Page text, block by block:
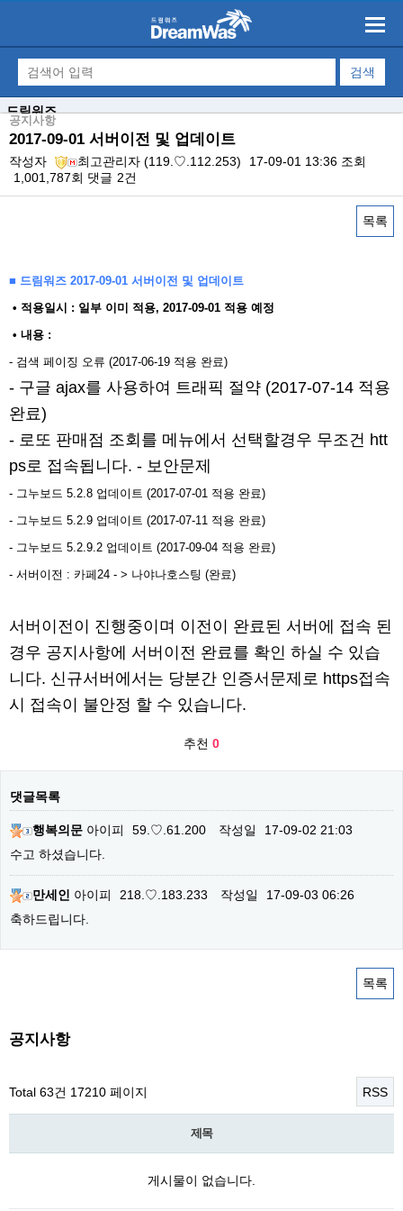
드림워즈
공지사항
2017-09-01 서버이전 및 업데이트
작성자 최고관리자 (119.♡.112.253) 17-09-01 13:36 조회
1,001,787회 댓글 2건
목록
■ 드림워즈 2017-09-01 서버이전 및 업데이트
​ • 적용일시 : 일부 이미 적용, 2017-09-01 적용 예정
• 내용 : ​
- 검색 페이징 오류 (2017-06-19 적용 완료)
- 구글 ajax를 사용하여 트래픽 절약 (2017-07-14 적용
완료)
- 로또 판매점 조회를 메뉴에서 선택할경우 무조건 htt
ps로 접속됩니다. - 보안문제
- 그누보드 5.2.8 업데이트 (2017-07-01 적용 완료)
- 그누보드 5.2.9 업데이트 (2017-07-11 적용 완료)
- 그누보드 5.2.9.2 업데이트 (2017-09-04 적용 완료)​
- 서버이전 : 카페24 - > 나야나호스팅 (완료)
서버이전이 진행중이며 이전이 완료된 서버에 접속 된
경우 공지사항에 서버이전 완료를 확인 하실 수 있습
니다. 신규서버에서는 당분간 인증서문제로 https접속
시 접속이 불안정 할 수 있습니다.
추천 0
댓글목록
행복의문 아이피 59.♡.61.200 작성일
17-09-02 21:03
수고 하셨습니다.
만세인 아이피 218.♡.183.233 작성일
17-09-03 06:26
축하드립니다.
목록
공지사항
Total 63건 17210 페이지 RSS
제목
게시물이 없습니다.